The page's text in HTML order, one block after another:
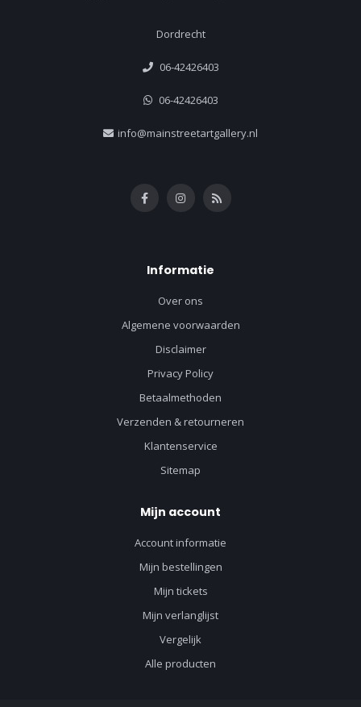
Dordrecht
06-42426403
06-42426403
info@mainstreetartgallery.nl
Informatie
Over ons
Algemene voorwaarden
Disclaimer
Privacy Policy
Betaalmethoden
Verzenden & retourneren
Klantenservice
Sitemap
Mijn account
Account informatie
Mijn bestellingen
Mijn tickets
Mijn verlanglijst
Vergelijk
Alle producten